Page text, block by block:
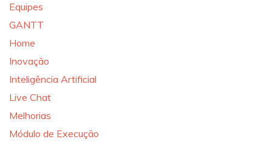
Equipes
GANTT
Home
Inovação
Inteligência Artificial
Live Chat
Melhorias
Módulo de Execução